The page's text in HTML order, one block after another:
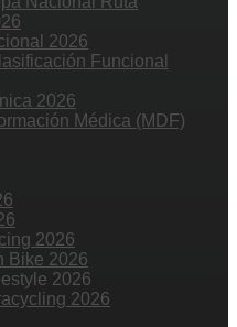
2026
Funcional
2026
Médica (MDF)
2026
Bike 2026
2026
2026